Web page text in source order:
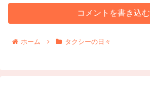
コメントを書き込む
ホーム タクシーの日々